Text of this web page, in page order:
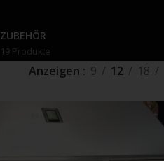
ZUBEHÖR
19 Produkte
Anzeigen 9 12 18